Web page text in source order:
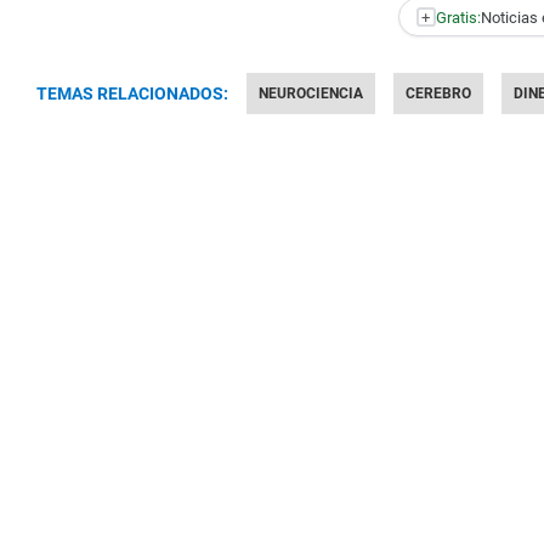
+ Gratis:Noticias
TEMAS RELACIONADOS: NEUROCIENCIA CEREBRO